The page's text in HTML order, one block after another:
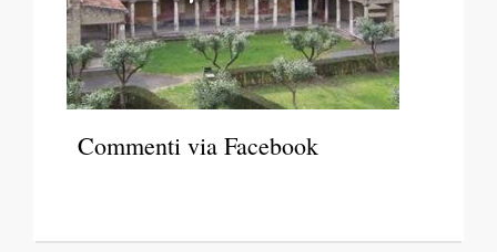
Commenti via Facebook